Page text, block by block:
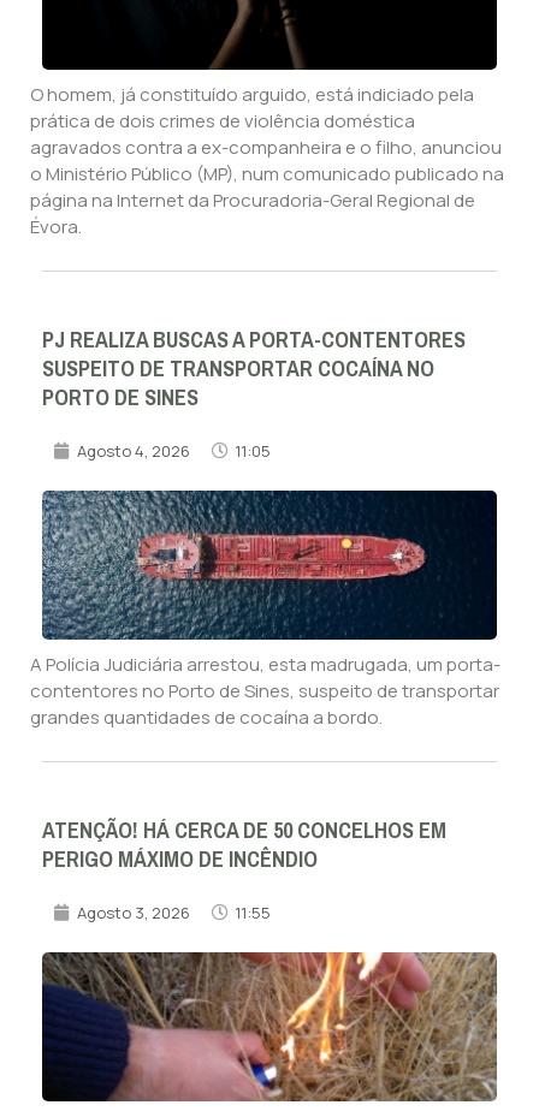
O homem, já constituído arguido, está indiciado pela
prática de dois crimes de violência doméstica
agravados contra a ex-companheira e o filho, anunciou
o Ministério Público (MP), num comunicado publicado na
página na Internet da Procuradoria-Geral Regional de
Évora.
PJ REALIZA BUSCAS A PORTA-CONTENTORES
SUSPEITO DE TRANSPORTAR COCAÍNA NO
PORTO DE SINES
Agosto 4, 2026 11:05
A Polícia Judiciária arrestou, esta madrugada, um porta-
contentores no Porto de Sines, suspeito de transportar
grandes quantidades de cocaína a bordo.
ATENÇÃO! HÁ CERCA DE 50 CONCELHOS EM
PERIGO MÁXIMO DE INCÊNDIO
Agosto 3, 2026 11:55